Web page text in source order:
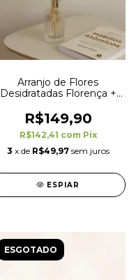
Arranjo de Flores
Desidratadas Florença +
R$149,90
R$142,41 com Pix
3 x de R$49,97 sem juros
ESPIAR
ESGOTADO